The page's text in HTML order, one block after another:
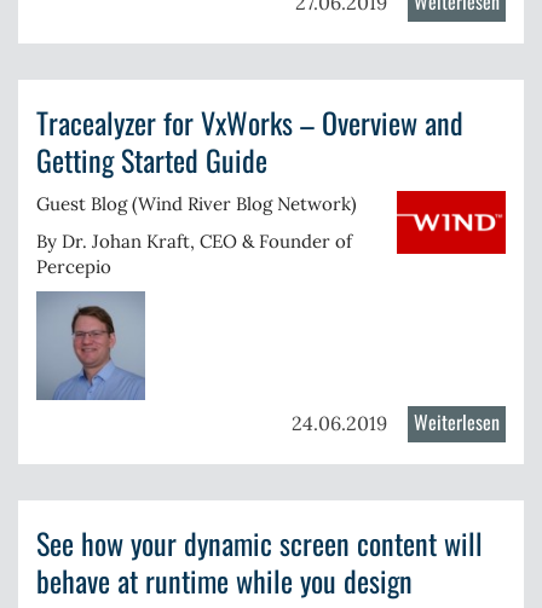
Tracealyzer for VxWorks – Overview and
Getting Started Guide
Guest Blog (Wind River Blog Network)
By Dr. Johan Kraft, CEO & Founder of
Percepio
24.06.2019 Weiterlesen
See how your dynamic screen content will
behave at runtime while you design